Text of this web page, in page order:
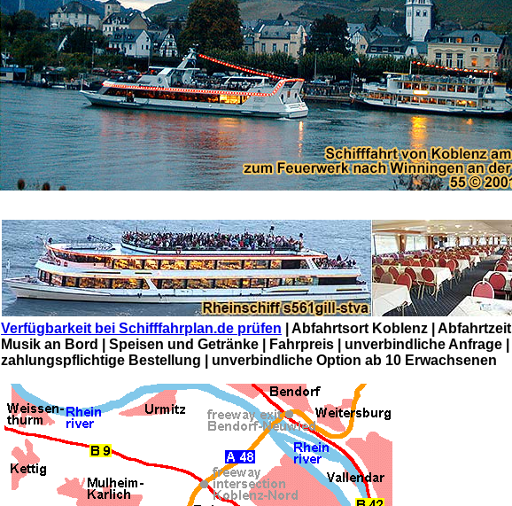
Verfügbarkeit bei Schifffahrplan.de prüfen | Abfahrtsort Koblenz | Abfahrtzeit |
Musik an Bord | Speisen und Getränke | Fahrpreis | unverbindliche Anfrage |
zahlungspflichtige Bestellung | unverbindliche Option ab 10 Erwachsenen